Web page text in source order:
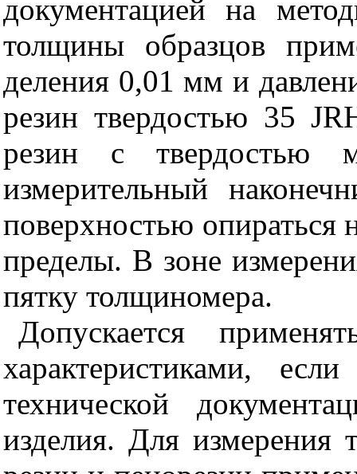
документацией на
толщины образцов
деления 0,01 мм и
резин твердостью 35
резин с
измерительный
поверхностью опираться
пределы. В зоне
пятку толщиномера.
Допускается
характеристиками,
технической
изделия. Для измерения